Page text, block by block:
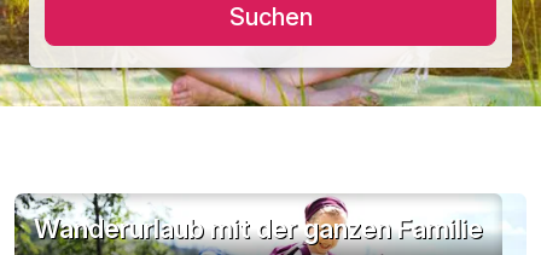
Suchen
Wanderurlaub mit der ganzen Familie